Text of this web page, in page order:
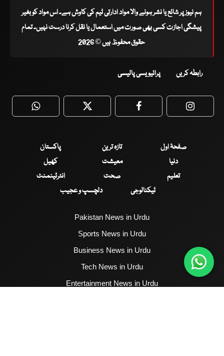
ہم نیوز پر شائع یا نشر ہونے والا مواد ادارتی ٹیم کی کاوش ہے۔ اس مواد کو بغیر
پیشگی اجازت کسی بھی صورت میں استعمال یا نقل کرنا درست نہیں۔ تمام
حقوق محفوظ ہیں © 2026
رابطہ کریں پرائیویسی پالیسی
WhatsApp Twitter Facebook
صفحۂ اول تازہ ترین
پاکستان
دنیا
معیشت
کھیل
تعلیم
صحت
انٹرٹینمنٹ
ٹیکنالوجی
دلچسپ و عجیب
Pakistan News in Urdu
Sports News in Urdu
Business News in Urdu
Tech News in Urdu
Entertainment News in Urdu